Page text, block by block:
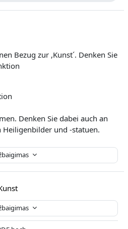
Bezug zur ,Kunst´. Denken Sie
Denken Sie dabei auch an
und -statuen.
Užduotis